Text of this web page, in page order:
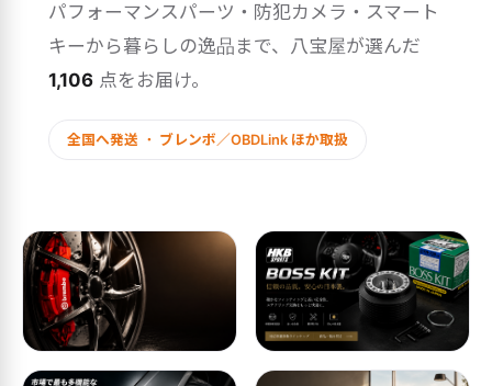
パフォーマンスパーツ・防犯カメラ・スマート
キーから暮らしの逸品まで、八宝屋が選んだ
1,106 点をお届け。
全国へ発送 ・ ブレンボ／OBDLink ほか取扱